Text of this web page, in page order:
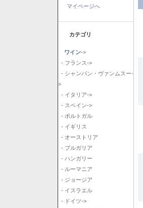
マイページへ
カテゴリ
ワイン->
- フランス->
- シャンパン・ヴァンムスー-
>
- イタリア->
- スペイン->
- ポルトガル
- イギリス
- オーストリア
- ブルガリア
- ハンガリー
- ルーマニア
- ジョージア
- イスラエル
- ドイツ->